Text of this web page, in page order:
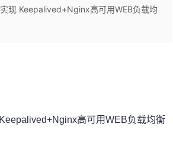
现 Keepalived+Nginx高可用WEB负载均
高可用WEB负载均衡